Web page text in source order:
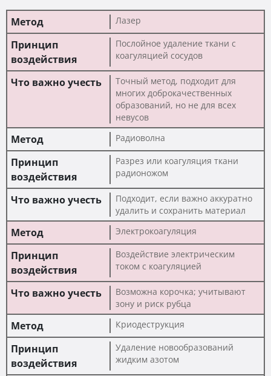
Лазер
Послойное удаление ткани с
коагуляцией сосудов
Точный метод, подходит для
многих доброкачественных
образований, но не для всех
невусов
Радиоволна
Разрез или коагуляция ткани
радионожом
Подходит, если важно аккуратно
удалить и сохранить материал
Электрокоагуляция
Воздействие электрическим
током с коагуляцией
Возможна корочка; учитывают
зону и риск рубца
Криодеструкция
Удаление новообразований
жидким азотом